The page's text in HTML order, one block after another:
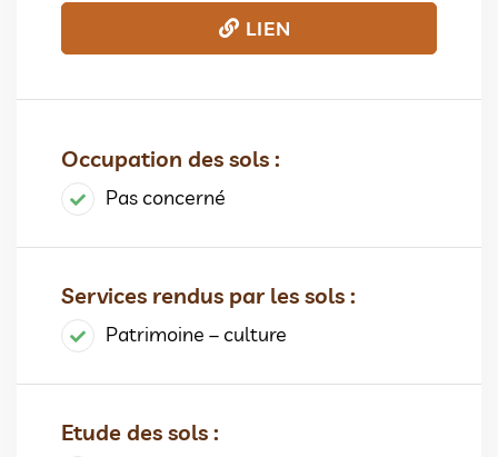
LIEN
Occupation des sols :
Pas concerné
Services rendus par les sols :
Patrimoine – culture
Etude des sols :